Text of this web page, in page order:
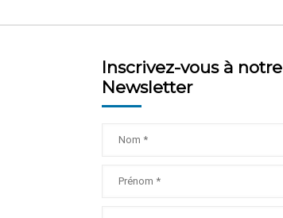
Inscrivez-vous à notre
Newsletter